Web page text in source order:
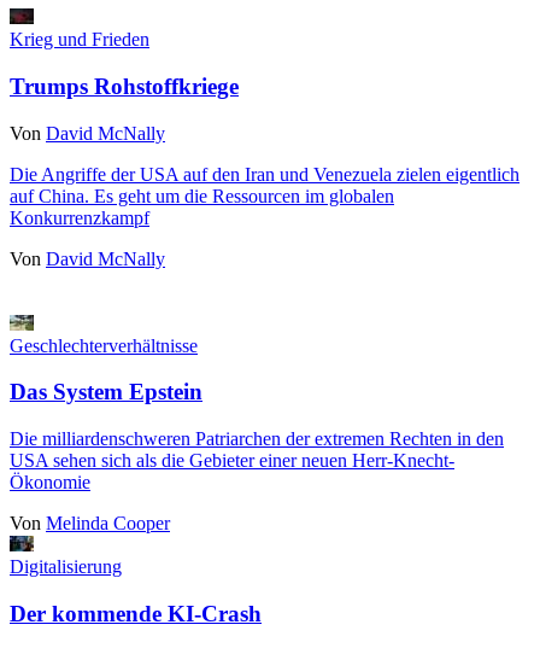
Krieg und Frieden
Trumps Rohstoffkriege
Von David McNally
Die Angriffe der USA auf den Iran und Venezuela zielen eigentlich
auf China. Es geht um die Ressourcen im globalen
Konkurrenzkampf
Von David McNally
Geschlechterverhältnisse
Das System Epstein
Die milliardenschweren Patriarchen der extremen Rechten in den
USA sehen sich als die Gebieter einer neuen Herr-Knecht-
Ökonomie
Von Melinda Cooper
Digitalisierung
Der kommende KI-Crash